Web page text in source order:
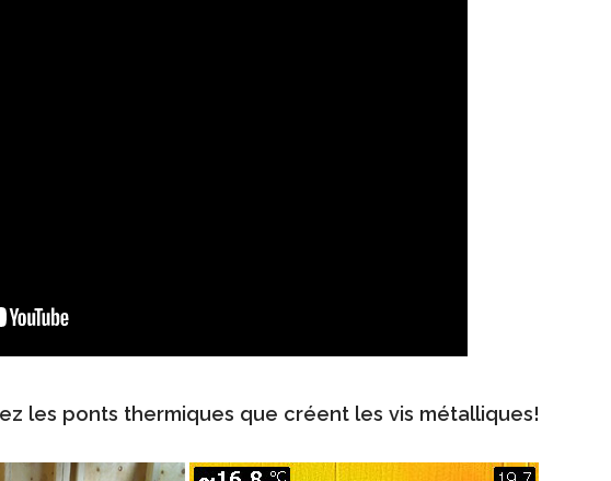
les ponts thermiques que créent les vis métalliques!